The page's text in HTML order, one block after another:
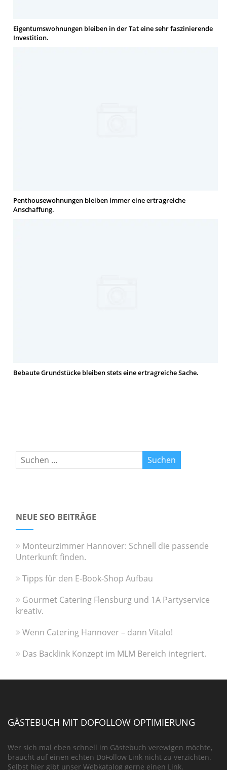
Eigentumswohnungen bleiben in der Tat eine sehr faszinierende
Investition.
Penthousewohnungen bleiben immer eine ertragreiche
Anschaffung.
Bebaute Grundstücke bleiben stets eine ertragreiche Sache.
NEUE SEO BEITRÄGE
Monteurzimmer Hannover: Schnell die passende
Unterkunft finden.
Tipps für den E-Book-Shop Aufbau
Gourmet Catering Flensburg und 1A Partyservice
kreativ.
Wenn Catering Hannover – dann Vitalo!
Das Backlink Konzept im MLM Bereich integriert.
GÄSTEBUCH MIT DOFOLLOW OPTIMIERUNG
Wer sich mal eben schnell im Gästebuch verewigen möchte,
braucht auf einen echten DoFollow Link nicht zu verzichten.
Selbst hier gibt unser Webkatalog gerne einen Link.